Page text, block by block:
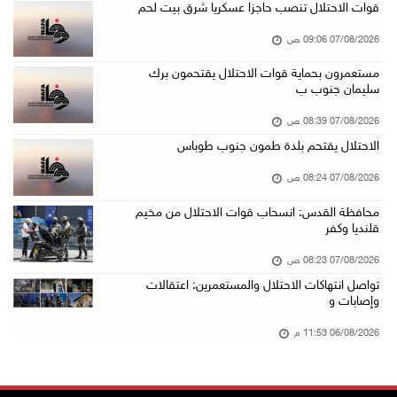
الاحتلال يعتقل شابين من المغير
06/آب/2026 10:27 م
06/آب/2026 10:01 م
رئيس بلدية الخليل يطلع وفدا أميركيا على تطورا ...
06/آب/2026 09:59 م
إصابة مسن بجروح ورضوض إثر اعتداء جيش الاحتلال ...
06/آب/2026 09:13 م
ورشة توصي بخطة عاجلة لاستعادة التعليم الوجاهي ...
الرئيس يستقبل مجلس بلدية رام الله ويشدد على د ...
قوات الاحتلال تنصب حاجزا عسكريا شرق بيت لحم
07/08/2026 09:06 ص
مستعمرون بحماية قوات الاحتلال يقتحمون برك
سليمان جنوب ب
07/08/2026 08:39 ص
الاحتلال يقتحم بلدة طمون جنوب طوباس
07/08/2026 08:24 ص
محافظة القدس: انسحاب قوات الاحتلال من مخيم
قلنديا وكفر
07/08/2026 08:23 ص
تواصل انتهاكات الاحتلال والمستعمرين: اعتقالات
وإصابات و
06/08/2026 11:53 م